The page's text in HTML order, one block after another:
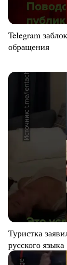
Telegram
обращения
Туристка
русского языка